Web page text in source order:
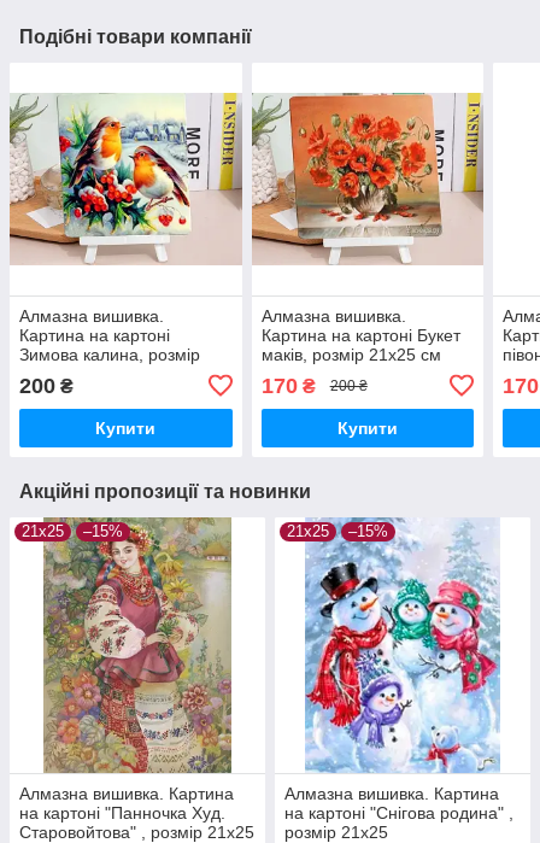
Подібні товари компанії
Алмазна вишивка.
Картина на картоні
Зимова калина, розмір
200 ₴
Купити
Алмазна вишивка.
Картина на картоні Букет
маків, розмір 21х25 см
170₴ 200 ₴
Купити
170
Акційні пропозиції та новинки
21х25 –15%
Алмазна вишивка. Картина
на картоні "Панночка Худ.
Старовойтова" , розмір 21х25
21х25 –15%
Алмазна вишивка. Картина
на картоні "Снігова родина" ,
розмір 21х25